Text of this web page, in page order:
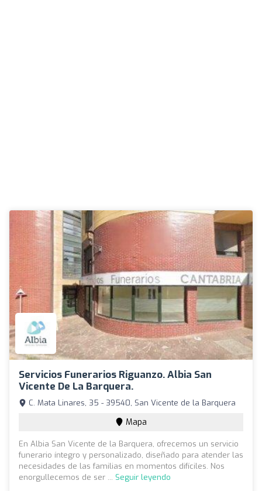
Servicios Funerarios Riguanzo. Albia San
Vicente De La Barquera.
C. Mata Linares, 35 - 39540, San Vicente de la Barquera
Mapa
En Albia San Vicente de la Barquera, ofrecemos un servicio
funerario íntegro y personalizado, diseñado para atender las
necesidades de las familias en momentos difíciles. Nos
enorgullecemos de ser ... Seguir leyendo